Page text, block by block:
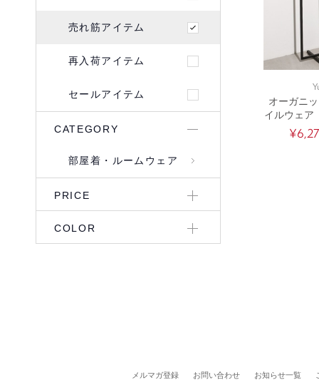
売れ筋アイテム
再入荷アイテム
セールアイテム
CATEGORY
部屋着・ルームウェア
PRICE
COLOR
オーガニ
イルウェア
ア）3点セ
ワン・ト
メルマガ登録 お問い合わせ お知らせ一覧